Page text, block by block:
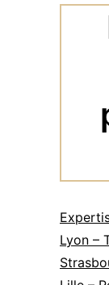
Lyon –